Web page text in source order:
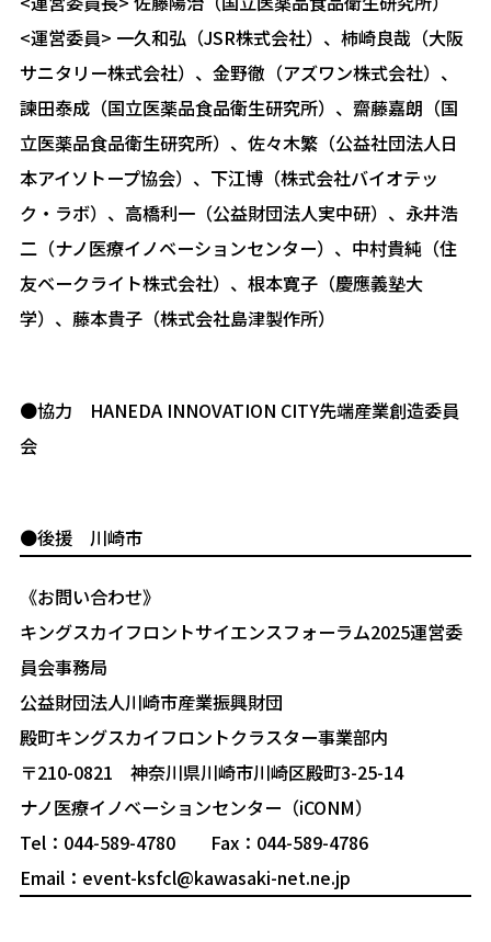
<運営委員> 一久和弘（JSR株式会社）、柿崎良哉（大阪
サニタリー株式会社）、金野徹（アズワン株式会社）、
諫田泰成（国立医薬品食品衛生研究所）、齋藤嘉朗（国
立医薬品食品衛生研究所）、佐々木繁（公益社団法人日
本アイソトープ協会）、下江博（株式会社バイオテッ
ク・ラボ）、高橋利一（公益財団法人実中研）、永井浩
二（ナノ医療イノベーションセンター）、中村貴純（住
友ベークライト株式会社）、根本寛子（慶應義塾大
学）、藤本貴子（株式会社島津製作所）
●協力 HANEDA INNOVATION CITY先端産業創造委員
会
●後援 川崎市
《お問い合わせ》
キングスカイフロントサイエンスフォーラム2025運営委
員会事務局
公益財団法人川崎市産業振興財団
殿町キングスカイフロントクラスター事業部内
〒210-0821 神奈川県川崎市川崎区殿町3-25-14
ナノ医療イノベーションセンター（iCONM）
Tel：044-589-4780 Fax：044-589-4786
Email：event-ksfcl@kawasaki-net.ne.jp